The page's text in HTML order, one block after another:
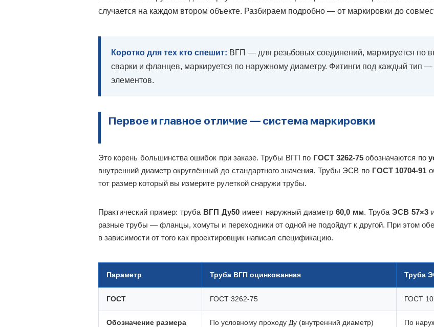
случается на каждом втором объекте. Разбираем подробно — от маркировки до
Коротко для тех кто спешит: ВГП — для резьбовых соединений, маркируется по
сварки и фланцев, маркируется по наружному диаметру. Фитинги под каждый тип
элементов.
Первое и главное отличие — система маркировки
Это корень большинства ошибок при заказе. Трубы ВГП по ГОСТ 3262-75обозначаются по
внутренний диаметр округлённый до стандартного значения. Трубы ЭСВ по ГОСТ 10704-91
тот размер который вы измерите рулеткой снаружи трубы.
Практический пример: труба ВГП Ду50 имеет наружный диаметр 60,0 мм. Труба ЭСВ 57×3
разные трубы — фланцы, хомуты и переходники от одной не подойдут к другой. При этом
в зависимости от того как проектировщик написал спецификацию.
Параметр Труба ВГП оцинкованная Труба
ГОСТ ГОСТ 3262-75 ГОСТ
Обозначение размера По условному проходу Ду (внутренний диаметр) По